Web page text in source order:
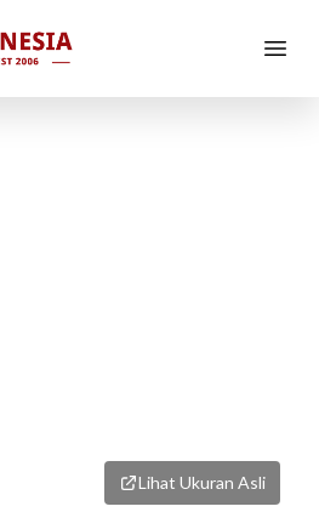
Lihat Ukuran Asli